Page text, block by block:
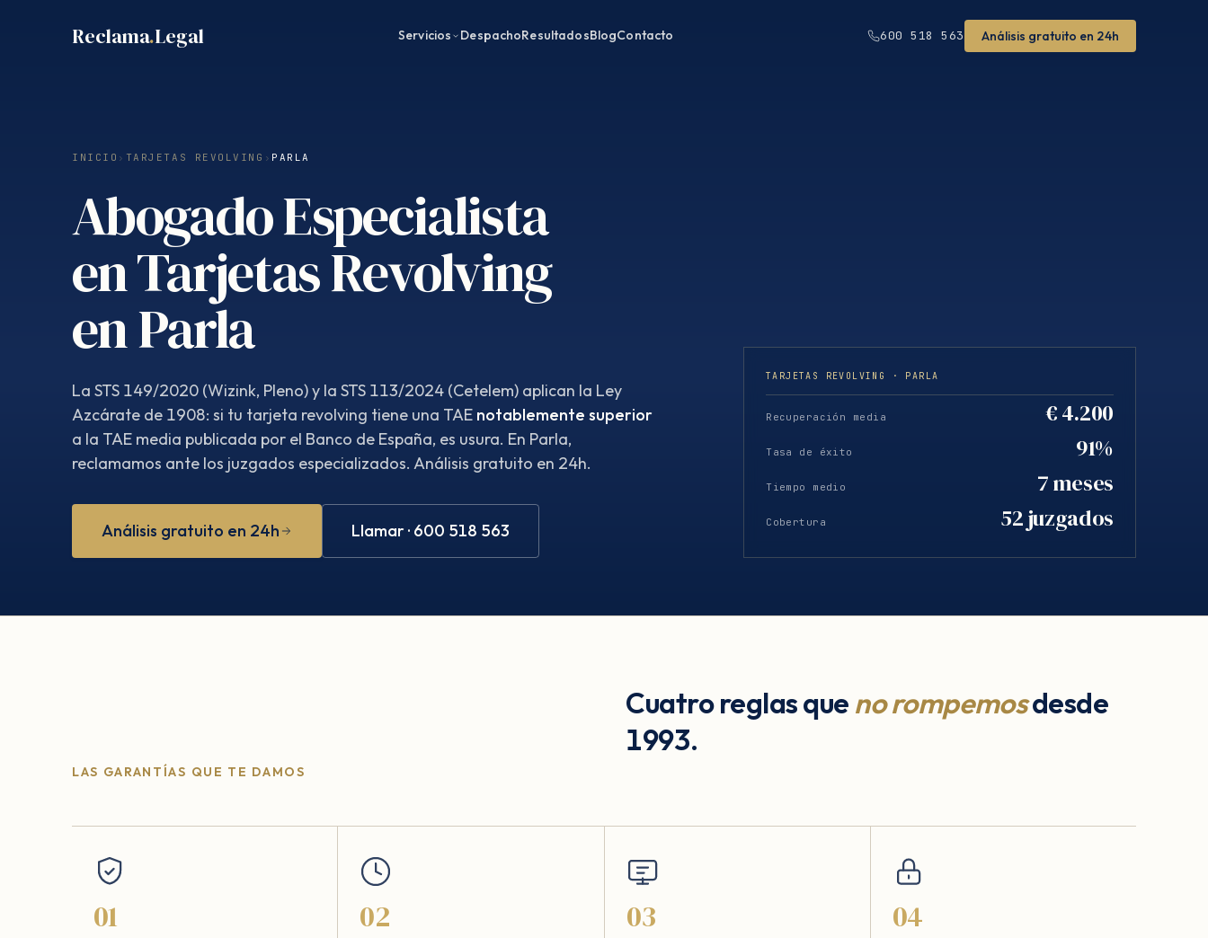
Reclama.Legal Servicios DespachoResultadosBlogContacto 600 518 563 Análisis gratuito en 24h
INICIO › TARJETAS REVOLVING › PARLA
Abogado Especialista
en Tarjetas Revolving
en Parla
La STS 149/2020 (Wizink, Pleno) y la STS 113/2024 (Cetelem) aplican la Ley
Azcárate de 1908: si tu tarjeta revolving tiene una TAE notablemente superior
a la TAE media publicada por el Banco de España, es usura. En Parla,
reclamamos ante los juzgados especializados. Análisis gratuito en 24h.
Análisis gratuito en 24h Llamar · 600 518 563
TARJETAS REVOLVING · PARLA
Recuperación media € 4.200
Tasa de éxito 91%
Tiempo medio 7 meses
Cobertura 52 juzgados
LAS GARANTÍAS QUE TE DAMOS
Cuatro reglas que no rompemosdesde
1993.
01 02 03 04